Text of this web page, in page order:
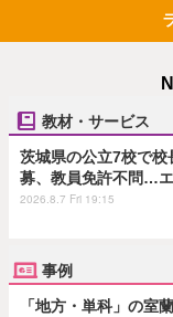
教材・サービス
茨城県の公立7校で校
募、教員免許不問…
2026.8.7 Fri 19:15
事例
「地方・単科」の室